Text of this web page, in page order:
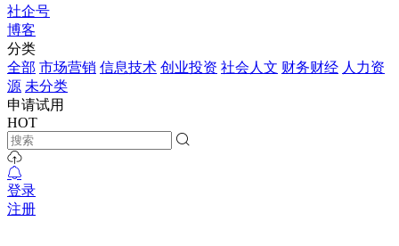
社企号
博客
分类
全部 市场营销 信息技术 创业投资 社会人文 财务财经 人力资
源 未分类
申请试用
HOT
登录
注册